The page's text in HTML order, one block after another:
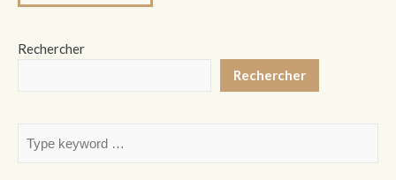
Rechercher
Rechercher